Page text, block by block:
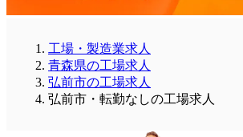
工場・製造業求人
青森県の工場求人
弘前市の工場求人
弘前市・転勤なしの工場求人